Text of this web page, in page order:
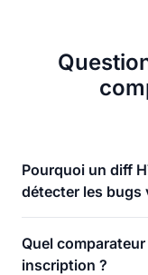
Pourquoi un diff
détecter les bugs
Quel
inscription ?